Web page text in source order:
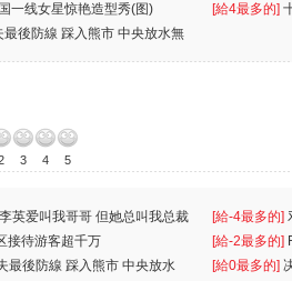
一线女星惊艳造型秀(图) [給4最多的]
後防線 踩入熊市 中央放水無
3 4 5
英爱叫我哥哥 但她总叫我总裁
[給-4最多的]
离
接待游客超千万 [給-2最多的]
最後防線 踩入熊市 中央放水
[給0最多的]